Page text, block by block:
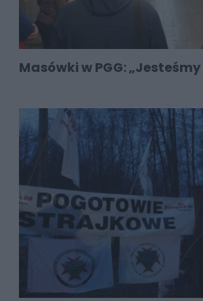
Masówki w PGG: